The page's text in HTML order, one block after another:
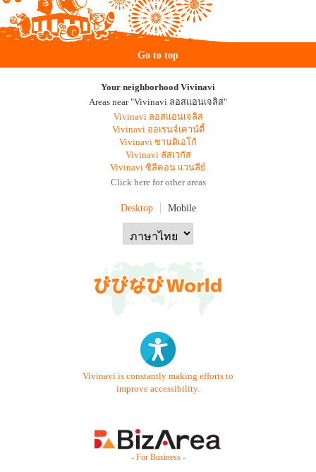
Go to top
Your neighborhood Vivinavi
Areas near "Vivinavi ลอสแอนเจลิส"
Vivinavi ลอสแอนเจลิส
Vivinavi ออเรนจ์เคาน์ตี้
Vivinavi ซานดิเอโก้
Vivinavi ลัสเวกัส
Vivinavi ซิลิคอน แวนลีย์
Click here for other areas
Desktop Mobile
Vivinavi is constantly making efforts to
improve accessibility.
- For Business -